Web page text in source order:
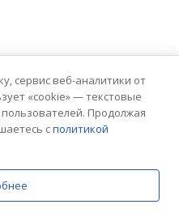
сервис веб-аналитики от
«cookie» — текстовые
Продолжая
сполитикой